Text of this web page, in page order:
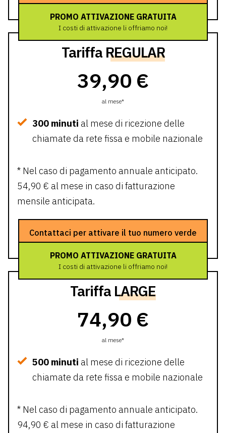
PROMO ATTIVAZIONE GRATUITA
I costi di attivazione li offriamo noi!
Tariffa REGULAR
39,90 €
al mese*
300 minuti al mese di ricezione delle
chiamate da rete fissa e mobile nazionale
* Nel caso di pagamento annuale anticipato.
54,90 € al mese in caso di fatturazione
mensile anticipata.
Contattaci per attivare il tuo numero verde
PROMO ATTIVAZIONE GRATUITA
I costi di attivazione li offriamo noi!
Tariffa LARGE
74,90 €
al mese*
500 minuti al mese di ricezione delle
chiamate da rete fissa e mobile nazionale
* Nel caso di pagamento annuale anticipato.
94,90 € al mese in caso di fatturazione